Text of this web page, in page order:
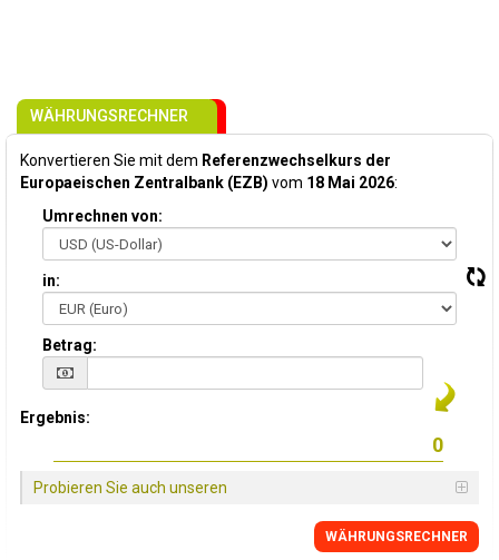
WÄHRUNGSRECHNER
Konvertieren Sie mit dem Referenzwechselkurs der
Europaeischen Zentralbank (EZB) vom 18 Mai 2026:
Umrechnen von:
in:
Betrag:
Ergebnis:
Probieren Sie auch unseren
WÄHRUNGSRECHNER